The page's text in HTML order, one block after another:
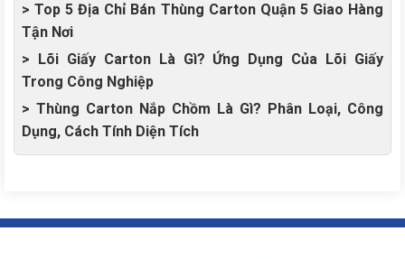
> Top 5 Địa Chỉ Bán Thùng Carton Quận 5 Giao Hàng
Tận Nơi
> Lõi Giấy Carton Là Gì? Ứng Dụng Của Lõi Giấy
Trong Công Nghiệp
> Thùng Carton Nắp Chồm Là Gì? Phân Loại, Công
Dụng, Cách Tính Diện Tích